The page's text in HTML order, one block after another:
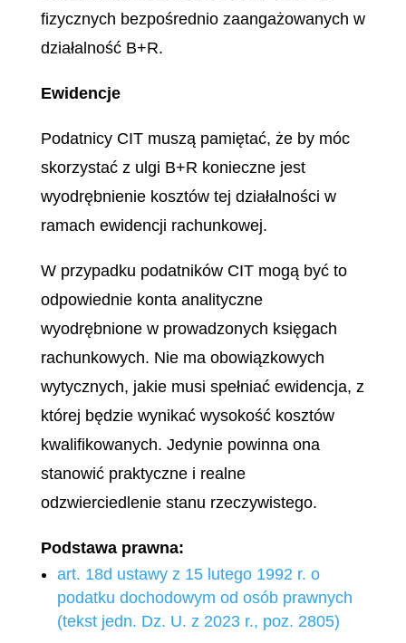
fizycznych bezpośrednio zaangażowanych w
działalność B+R.
Ewidencje
Podatnicy CIT muszą pamiętać, że by móc
skorzystać z ulgi B+R konieczne jest
wyodrębnienie kosztów tej działalności w
ramach ewidencji rachunkowej.
W przypadku podatników CIT mogą być to
odpowiednie konta analityczne
wyodrębnione w prowadzonych księgach
rachunkowych. Nie ma obowiązkowych
wytycznych, jakie musi spełniać ewidencja, z
której będzie wynikać wysokość kosztów
kwalifikowanych. Jedynie powinna ona
stanowić praktyczne i realne
odzwierciedlenie stanu rzeczywistego.
Podstawa prawna:
art. 18d ustawy z 15 lutego 1992 r. o
podatku dochodowym od osób prawnych
(tekst jedn. Dz. U. z 2023 r., poz. 2805)